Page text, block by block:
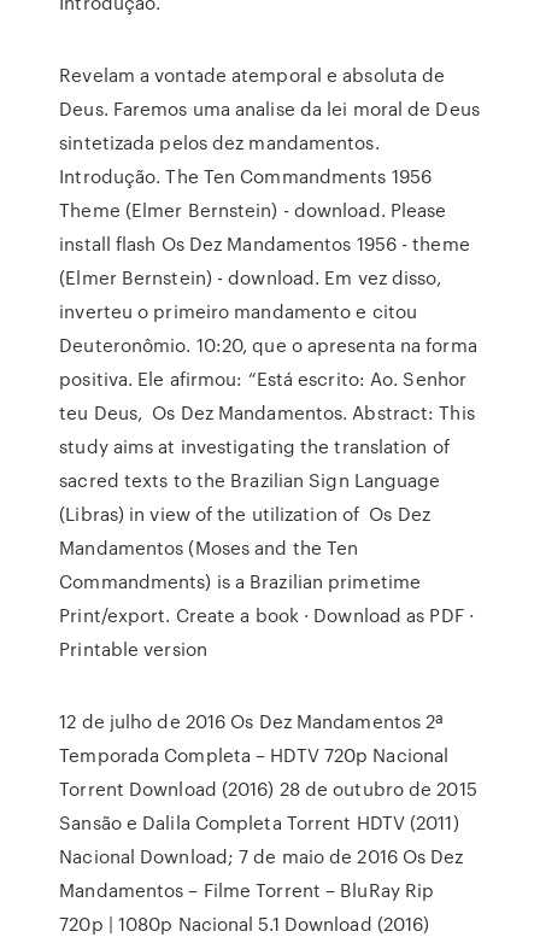
Revelam a vontade atemporal e absoluta de
Deus. Faremos uma analise da lei moral de Deus
sintetizada pelos dez mandamentos.
Introdução. The Ten Commandments 1956
Theme (Elmer Bernstein) - download. Please
install flash Os Dez Mandamentos 1956 - theme
(Elmer Bernstein) - download. Em vez disso,
inverteu o primeiro mandamento e citou
Deuteronômio. 10:20, que o apresenta na forma
positiva. Ele afirmou: “Está escrito: Ao. Senhor
teu Deus, Os Dez Mandamentos. Abstract: This
study aims at investigating the translation of
sacred texts to the Brazilian Sign Language
(Libras) in view of the utilization of Os Dez
Mandamentos (Moses and the Ten
Commandments) is a Brazilian primetime
Print/export. Create a book · Download as PDF ·
Printable version
12 de julho de 2016 Os Dez Mandamentos 2ª
Temporada Completa – HDTV 720p Nacional
Torrent Download (2016) 28 de outubro de 2015
Sansão e Dalila Completa Torrent HDTV (2011)
Nacional Download; 7 de maio de 2016 Os Dez
Mandamentos – Filme Torrent – BluRay Rip
720p | 1080p Nacional 5.1 Download (2016)